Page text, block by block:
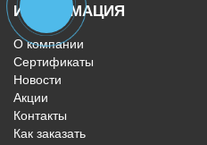
ИНФОРМАЦИЯ
О компании
Сертификаты
Новости
Акции
Контакты
Как заказать